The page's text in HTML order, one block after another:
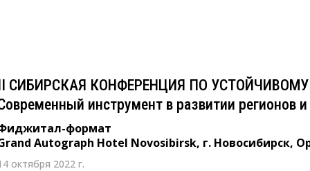
СИБИРСКАЯ КОНФЕРЕНЦИЯ ПО УСТОЙЧИВОМУ
инструмент в развитии регионов
формат
Autograph Hotel Novosibirsk, г. Новосибирск,
октября 2022 г.